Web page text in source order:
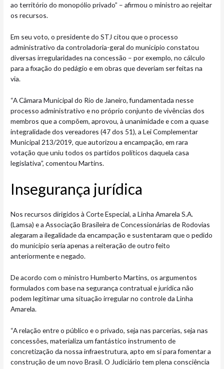
ao território do monopólio privado” – afirmou o ministro ao rejeitar
os recursos.
Em seu voto, o presidente do STJ citou que o processo
administrativo da controladoria-geral do município constatou
diversas irregularidades na concessão – por exemplo, no cálculo
para a fixação do pedágio e em obras que deveriam ser feitas na
via.
“A Câmara Municipal do Rio de Janeiro, fundamentada nesse
processo administrativo e no próprio conjunto de vivências dos
membros que a compõem, aprovou, à unanimidade e com a quase
integralidade dos vereadores (47 dos 51), a Lei Complementar
Municipal 213/2019, que autorizou a encampação, em rara
votação que uniu todos os partidos políticos daquela casa
legislativa”, comentou Martins.
Insegurança jurí​​dica
Nos recursos dirigidos à Corte Especial, a Linha Amarela S.A.
(Lamsa) e a Associação Brasileira de Concessionárias de Rodovias
alegaram a ilegalidade da encampação e sustentaram que o pedido
do município seria apenas a reiteração de outro feito
anteriormente e negado.
De acordo com o ministro Humberto Martins, os argumentos
formulados com base na segurança contratual e jurídica não
podem legitimar uma situação irregular no controle da Linha
Amarela.
“A relação entre o público e o privado, seja nas parcerias, seja nas
concessões, materializa um fantástico instrumento de
concretização da nossa infraestrutura, apto em si para fomentar a
construção de um novo Brasil. O Judiciário tem plena consciência